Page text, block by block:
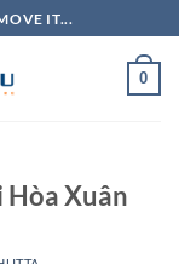
IT...
0
Hòa Xuân